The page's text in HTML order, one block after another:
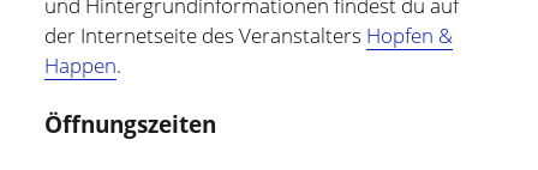
der Internetseite des Veranstalters Hopfen &
Happen.
Öffnungszeiten